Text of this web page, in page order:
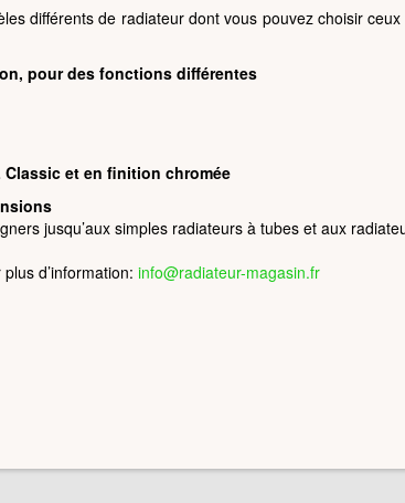
différents de radiateur dont vous pouvez choisir
pour des fonctions différentes
et en finition chromée
jusqu’aux simples radiateurs à tubes et aux
d’information: info@radiateur-magasin.fr